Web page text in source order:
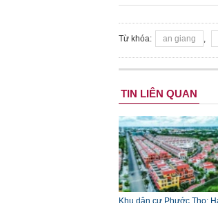
Từ khóa: an giang
TIN LIÊN QUAN
Khu dân cư Phước Thọ: